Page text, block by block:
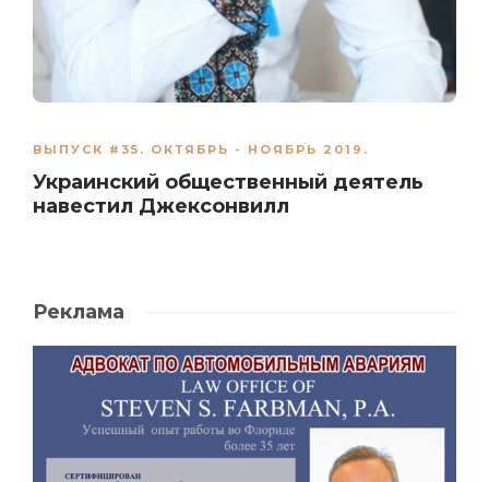
ВЫПУСК #35. ОКТЯБРЬ - НОЯБРЬ 2019.
Украинский общественный деятель
навестил Джексонвилл
Реклама